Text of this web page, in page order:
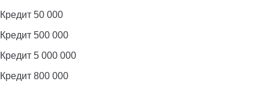
Кредит 50 000
Кредит 500 000
Кредит 5 000 000
Кредит 800 000